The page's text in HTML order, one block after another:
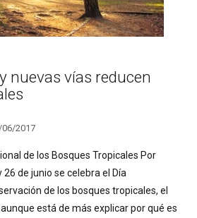
nuevas vías reducen
2017
de los Bosques Tropicales Por
de junio se celebra el Día
de los bosques tropicales, el
está de más explicar por qué es